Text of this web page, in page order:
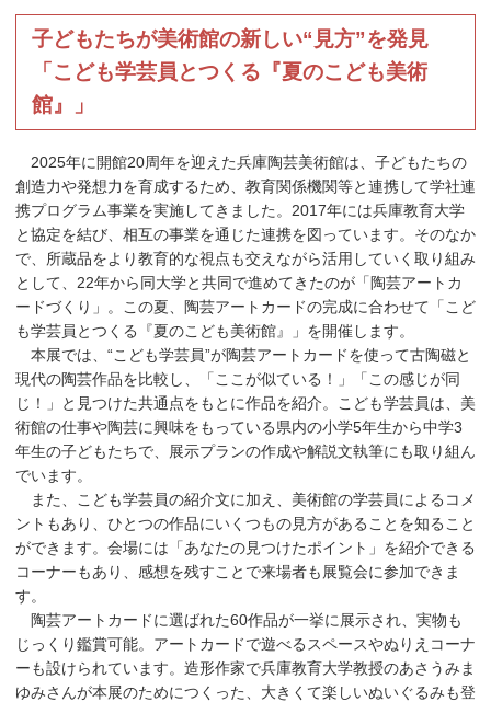
子どもたちが美術館の新しい“見方”を発見
「こども学芸員とつくる『夏のこども美術
館』」
2025年に開館20周年を迎えた兵庫陶芸美術館は、子どもたちの
創造力や発想力を育成するため、教育関係機関等と連携して学社連
携プログラム事業を実施してきました。2017年には兵庫教育大学
と協定を結び、相互の事業を通じた連携を図っています。そのなか
で、所蔵品をより教育的な視点も交えながら活用していく取り組み
として、22年から同大学と共同で進めてきたのが「陶芸アートカ
ードづくり」。この夏、陶芸アートカードの完成に合わせて「こど
も学芸員とつくる『夏のこども美術館』」を開催します。
本展では、“こども学芸員”が陶芸アートカードを使って古陶磁と
現代の陶芸作品を比較し、「ここが似ている！」「この感じが同
じ！」と見つけた共通点をもとに作品を紹介。こども学芸員は、美
術館の仕事や陶芸に興味をもっている県内の小学5年生から中学3
年生の子どもたちで、展示プランの作成や解説文執筆にも取り組ん
でいます。
また、こども学芸員の紹介文に加え、美術館の学芸員によるコメ
ントもあり、ひとつの作品にいくつもの見方があることを知ること
ができます。会場には「あなたの見つけたポイント」を紹介できる
コーナーもあり、感想を残すことで来場者も展覧会に参加できま
す。
陶芸アートカードに選ばれた60作品が一挙に展示され、実物も
じっくり鑑賞可能。アートカードで遊べるスペースやぬりえコーナ
ーも設けられています。造形作家で兵庫教育大学教授のあさうみま
ゆみさんが本展のためにつくった、大きくて楽しいぬいぐるみも登